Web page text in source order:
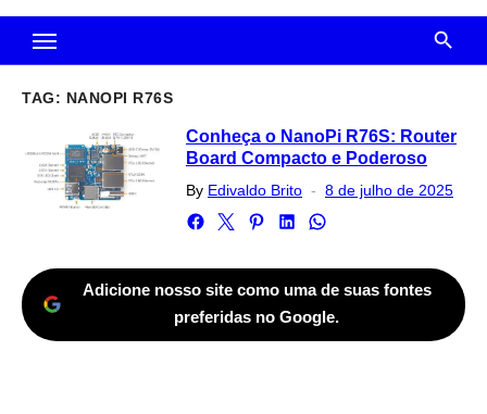
TAG: NANOPI R76S
Conheça o NanoPi R76S: Router
Board Compacto e Poderoso
By Edivaldo Brito
Posted
8 de julho de 2025
Adicione nosso site como uma de suas fontes
preferidas no Google.